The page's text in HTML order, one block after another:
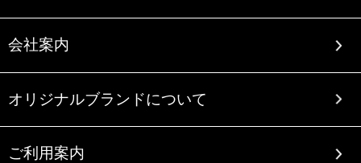
会社案内
オリジナルブランドについて
ご利用案内